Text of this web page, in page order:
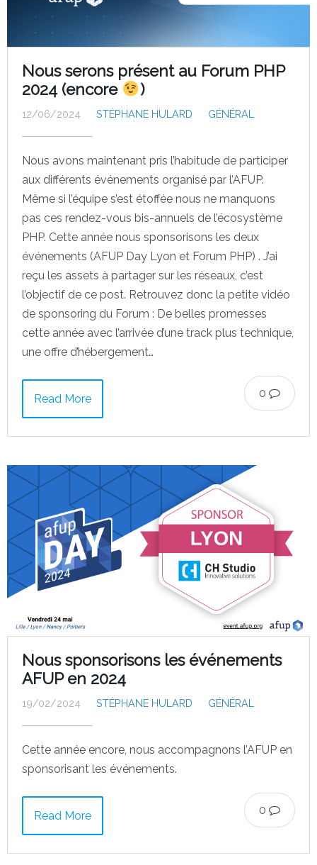
Nous serons présent au Forum PHP
2024 (encore
)
12/06/2024 STÉPHANE HULARD GÉNÉRAL
Nous avons maintenant pris l’habitude de participer
aux différents événements organisé par l’AFUP.
Même si l’équipe s’est étoffée nous ne manquons
pas ces rendez-vous bis-annuels de l’écosystème
PHP. Cette année nous sponsorisons les deux
événements (AFUP Day Lyon et Forum PHP) . J’ai
reçu les assets à partager sur les réseaux, c’est
l’objectif de ce post. Retrouvez donc la petite vidéo
de sponsoring du Forum : De belles promesses
cette année avec l’arrivée d’une track plus technique,
une offre d’hébergement…
0
Read More
Nous sponsorisons les événements
AFUP en 2024
19/02/2024 STÉPHANE HULARD GÉNÉRAL
Cette année encore, nous accompagnons l’AFUP en
sponsorisant les événements.
0
Read More